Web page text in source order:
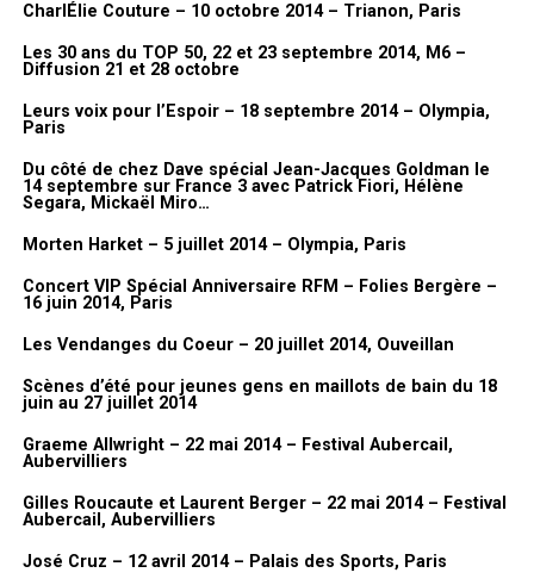
Merci à Lionel Gédébé, Dorothée, Vincent, Benjamin
Itw & Vidéo FanMusik
Nous vous invitons à découvrir à présent des photos prises lors du
vernissage de l’exposition.
Galerie photos
CharlÉlie Couture – 10 octobre 2014 – Trianon, Paris
Les 30 ans du TOP 50, 22 et 23 septembre 2014, M6 –
Diffusion 21 et 28 octobre
Leurs voix pour l’Espoir – 18 septembre 2014 – Olympia,
Paris
Du côté de chez Dave spécial Jean-Jacques Goldman le
14 septembre sur France 3 avec Patrick Fiori, Hélène
Segara, Mickaël Miro…
Morten Harket – 5 juillet 2014 – Olympia, Paris
Concert VIP Spécial Anniversaire RFM – Folies Bergère –
16 juin 2014, Paris
Les Vendanges du Coeur – 20 juillet 2014, Ouveillan
Scènes d’été pour jeunes gens en maillots de bain du 18
juin au 27 juillet 2014
Graeme Allwright – 22 mai 2014 – Festival Aubercail,
Aubervilliers
Gilles Roucaute et Laurent Berger – 22 mai 2014 – Festival
Aubercail, Aubervilliers
José Cruz – 12 avril 2014 – Palais des Sports, Paris